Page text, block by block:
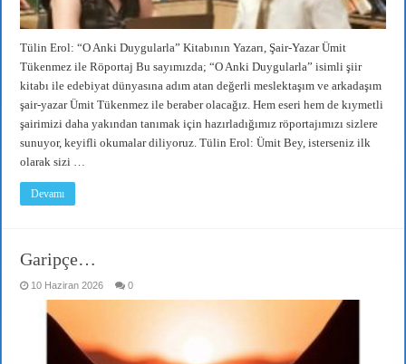
Tülin Erol: “O Anki Duygularla” Kitabının Yazarı, Şair-Yazar Ümit
Tükenmez ile Röportaj Bu sayımızda; “O Anki Duygularla” isimli şiir
kitabı ile edebiyat dünyasına adım atan değerli meslektaşım ve arkadaşım
şair-yazar Ümit Tükenmez ile beraber olacağız. Hem eseri hem de kıymetli
şairimizi daha yakından tanımak için hazırladığımız röportajımızı sizlere
sunuyor, keyifli okumalar diliyoruz. Tülin Erol: Ümit Bey, isterseniz ilk
olarak sizi …
Devamı
Garipçe…
10 Haziran 2026 0